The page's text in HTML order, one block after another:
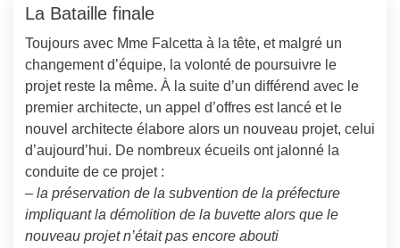
La Bataille finale
Toujours avec Mme Falcetta à la tête, et malgré un
changement d’équipe, la volonté de poursuivre le
projet reste la même. À la suite d’un différend avec le
premier architecte, un appel d’offres est lancé et le
nouvel architecte élabore alors un nouveau projet, celui
d’aujourd’hui. De nombreux écueils ont jalonné la
conduite de ce projet :
– la préservation de la subvention de la préfecture
impliquant la démolition de la buvette alors que le
nouveau projet n’était pas encore abouti